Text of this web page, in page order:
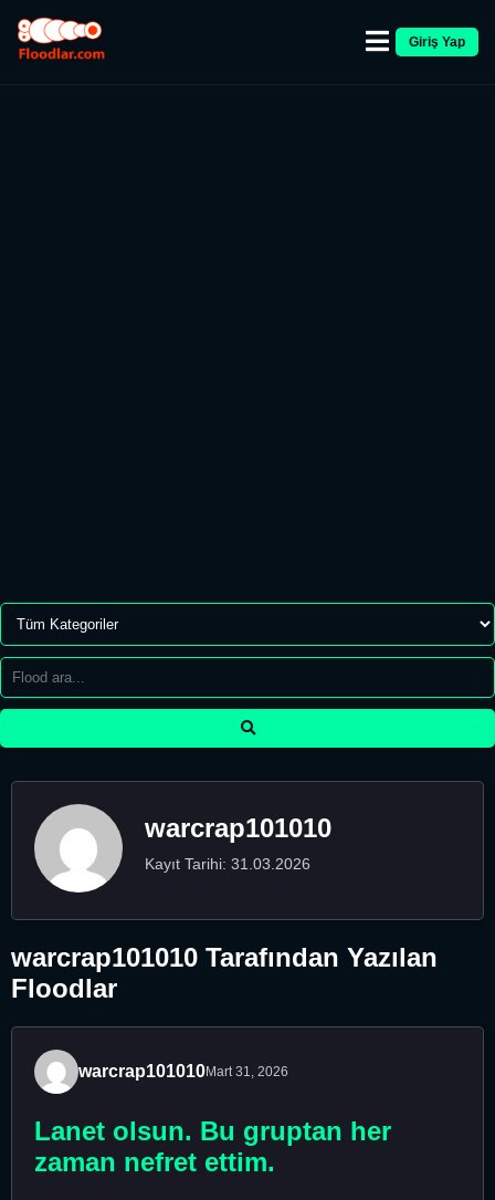
Giriş Yap
warcrap101010
Kayıt Tarihi: 31.03.2026
warcrap101010 Tarafından Yazılan
Floodlar
warcrap101010Mart 31, 2026
Lanet olsun. Bu gruptan her
zaman nefret ettim.